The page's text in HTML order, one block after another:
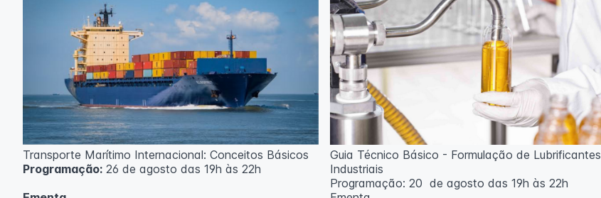
Transporte Marítimo Internacional: Conceitos Básicos
Programação: 26 de agosto das 19h às 22h
Guia Técnico Básico - Formulação de Lubrificantes
Industriais
Programação: 20 de agosto das 19h às 22h